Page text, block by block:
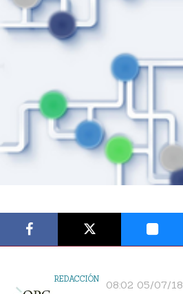
REDACCIÓN 08:02 05/07/18